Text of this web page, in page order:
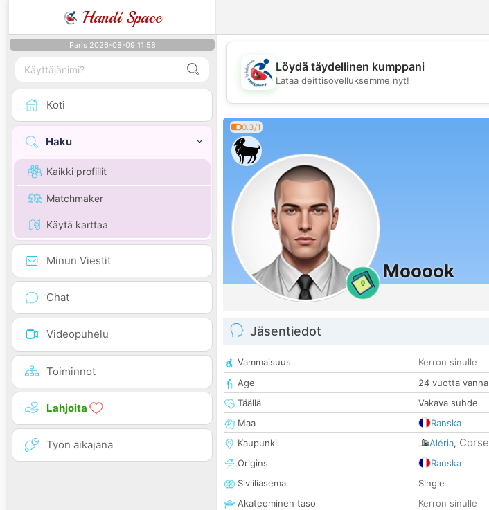
Handi Space
Paris 2026-08-09 11:58
Koti
Haku
Kaikki profiilit
Matchmaker
Käytä karttaa
Minun Viestit
Chat
Videopuhelu
Toiminnot
Lahjoita
Työn aikajana
💖
Löydä täydellinen kumppani
Lataa deittisovelluksemme nyt!
0.3/1
0
Mooook
Jäsentiedot
Vammaisuus
Kerron sinulle
Age
24 vuotta vanha
Täällä
Vakava suhde
Maa
Ranska
Kaupunki
Aléria, Corse
Origins
Ranska
Siviiliasema
Single
Akateeminen taso
Kerron sinulle